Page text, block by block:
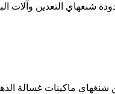
شنغهاي التعدين وآلات
شنغهاي ماكينات غسالة